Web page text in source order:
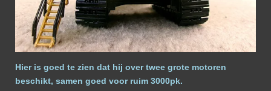
Hier is goed te zien dat hij over twee grote motoren
beschikt, samen goed voor ruim 3000pk.